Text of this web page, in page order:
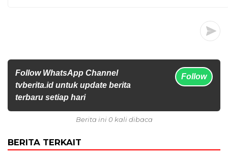
Follow WhatsApp Channel
tvberita.id untuk update berita
terbaru setiap hari
Follow
Berita ini 0 kali dibaca
BERITA TERKAIT